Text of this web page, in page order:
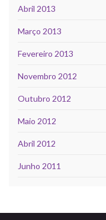
Abril 2013
Março 2013
Fevereiro 2013
Novembro 2012
Outubro 2012
Maio 2012
Abril 2012
Junho 2011